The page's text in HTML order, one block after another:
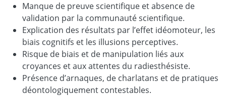
Manque de preuve scientifique et absence de
validation par la communauté scientifique.
Explication des résultats par l’effet idéomoteur, les
biais cognitifs et les illusions perceptives.
Risque de biais et de manipulation liés aux
croyances et aux attentes du radiesthésiste.
Présence d’arnaques, de charlatans et de pratiques
déontologiquement contestables.